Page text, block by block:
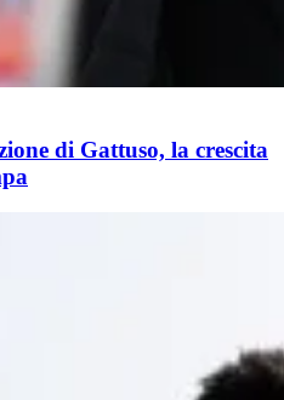
di Gattuso, la crescita